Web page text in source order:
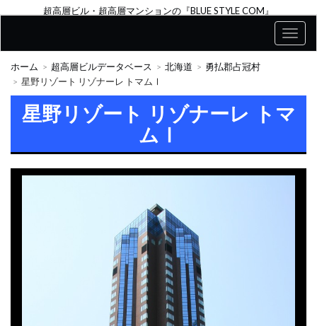
超高層ビル・超高層マンションの『BLUE STYLE COM』
ホーム 超高層ビルデータベース 北海道
勇払郡占冠村
星野リゾート リゾナーレ トマムⅠ
星野リゾート リゾナーレ トマ
ムⅠ